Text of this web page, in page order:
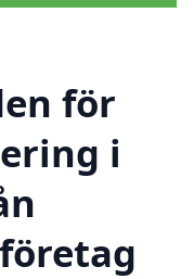
för
i